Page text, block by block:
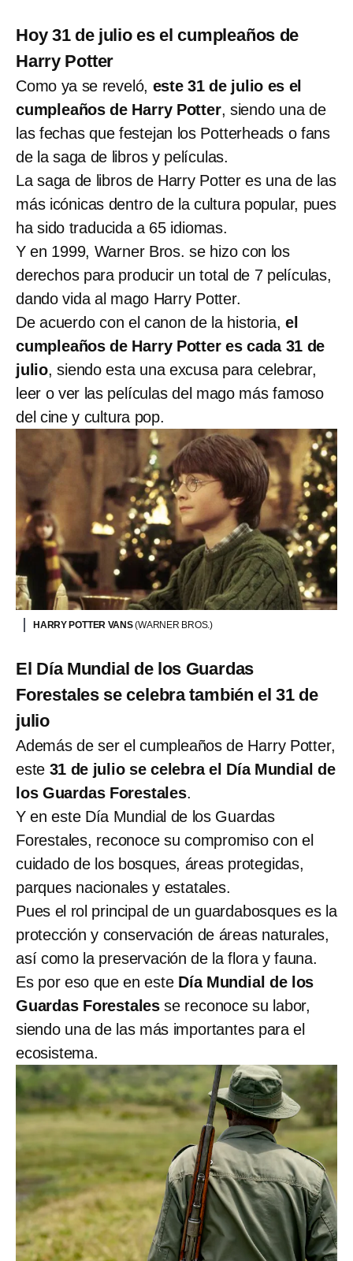
Hoy 31 de julio es el cumpleaños de
Harry Potter
Como ya se reveló, este 31 de julio es el
cumpleaños de Harry Potter, siendo una de
las fechas que festejan los Potterheads o fans
de la saga de libros y películas.
La saga de libros de Harry Potter es una de las
más icónicas dentro de la cultura popular, pues
ha sido traducida a 65 idiomas.
Y en 1999, Warner Bros. se hizo con los
derechos para producir un total de 7 películas,
dando vida al mago Harry Potter.
De acuerdo con el canon de la historia, el
cumpleaños de Harry Potter es cada 31 de
julio, siendo esta una excusa para celebrar,
leer o ver las películas del mago más famoso
del cine y cultura pop.
HARRY POTTER VANS(WARNER BROS.)
El Día Mundial de los Guardas
Forestales se celebra también el 31 de
julio
Además de ser el cumpleaños de Harry Potter,
este 31 de julio se celebra el Día Mundial de
los Guardas Forestales.
Y en este Día Mundial de los Guardas
Forestales, reconoce su compromiso con el
cuidado de los bosques, áreas protegidas,
parques nacionales y estatales.
Pues el rol principal de un guardabosques es la
protección y conservación de áreas naturales,
así como la preservación de la flora y fauna.
Es por eso que en este Día Mundial de los
Guardas Forestales se reconoce su labor,
siendo una de las más importantes para el
ecosistema.